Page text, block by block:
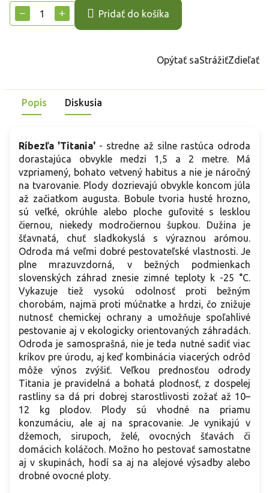
cena:
+
− Pridať do košíka
Opýtať saStrážiťZdieľať
Popis Diskusia
Ríbezľa 'Titania' - stredne až silne rastúca odroda
dorastajúca obvykle medzi 1,5 a 2 metre. Má
vzpriamený, bohato vetvený habitus a nie je náročný
na tvarovanie. Plody dozrievajú obvykle koncom júla
až začiatkom augusta. Bobule tvoria husté hrozno,
sú veľké, okrúhle alebo ploche guľovité s lesklou
čiernou, niekedy modročiernou šupkou. Dužina je
šťavnatá, chuť sladkokyslá s výraznou arómou.
Odroda má veľmi dobré pestovateľské vlastnosti. Je
plne mrazuvzdorná, v bežných podmienkach
slovenských záhrad znesie zimné teploty k -25 °C.
Vykazuje tiež vysokú odolnosť proti bežným
chorobám, najmä proti múčnatke a hrdzi, čo znižuje
nutnosť chemickej ochrany a umožňuje spoľahlivé
pestovanie aj v ekologicky orientovaných záhradách.
Odroda je samosprašná, nie je teda nutné sadiť viac
kríkov pre úrodu, aj keď kombinácia viacerých odrôd
môže výnos zvýšiť. Veľkou prednosťou odrody
Titania je pravidelná a bohatá plodnosť, z dospelej
rastliny sa dá pri dobrej starostlivosti zožať až 10–
12 kg plodov. Plody sú vhodné na priamu
konzumáciu, ale aj na spracovanie. Je vynikajú v
džemoch, sirupoch, želé, ovocných šťavách či
domácich koláčoch. Možno ho pestovať samostatne
aj v skupinách, hodí sa aj na alejové výsadby alebo
drobné ovocné ploty.